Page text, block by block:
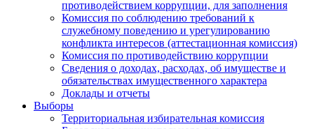
противодействием коррупции, для заполнения
Комиссия по соблюдению требований к
служебному поведению и урегулированию
конфликта интересов (аттестационная комиссия)
Комиссия по противодействию коррупции
Сведения о доходах, расходах, об имуществе и
обязательствах имущественного характера
Доклады и отчеты
Выборы
Территориальная избирательная комиссия